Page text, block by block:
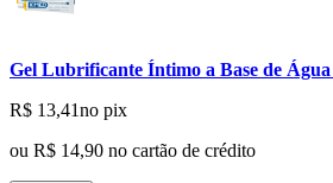
Gel Lubrificante Íntimo a Base de
R$ 13,41no pix
ou R$ 14,90 no cartão de crédito